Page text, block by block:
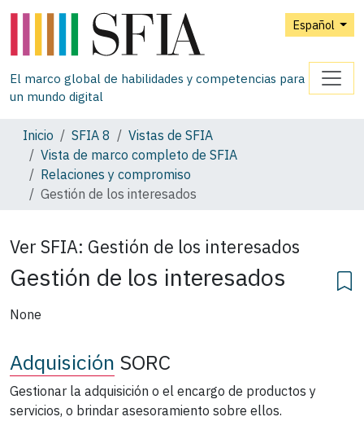
Español
El marco global de habilidades y competencias para
un mundo digital
Inicio SFIA 8
Vistas de SFIA
Vista de marco completo de SFIA
Relaciones y compromiso
Gestión de los interesados
Ver SFIA: Gestión de los interesados
Gestión de los interesados
None
Adquisición SORC
Gestionar la adquisición o el encargo de productos y
servicios, o brindar asesoramiento sobre ellos.